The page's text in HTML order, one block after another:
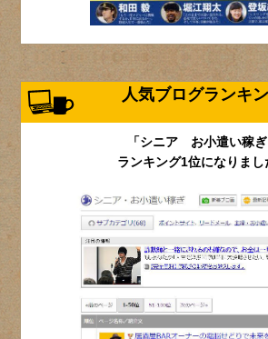
人気ブログランキ
「シニア お小遣い稼ぎ
ランキング1位になりまし